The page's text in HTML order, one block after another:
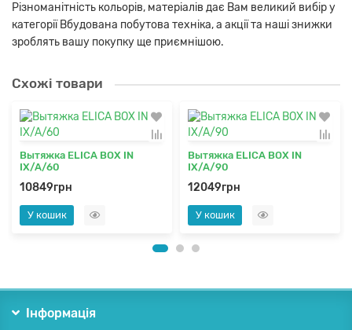
Різноманітність кольорів, матеріалів дає Вам великий вибір у
категорії Вбудована побутова техніка, а акції та наші знижки
зроблять вашу покупку ще приємнішою.
Схожі товари
Вытяжка ELICA BOX IN
IX/A/60
10849грн
У кошик
Вытяжка ELICA BOX IN
IX/A/90
12049грн
У кошик
Інформація